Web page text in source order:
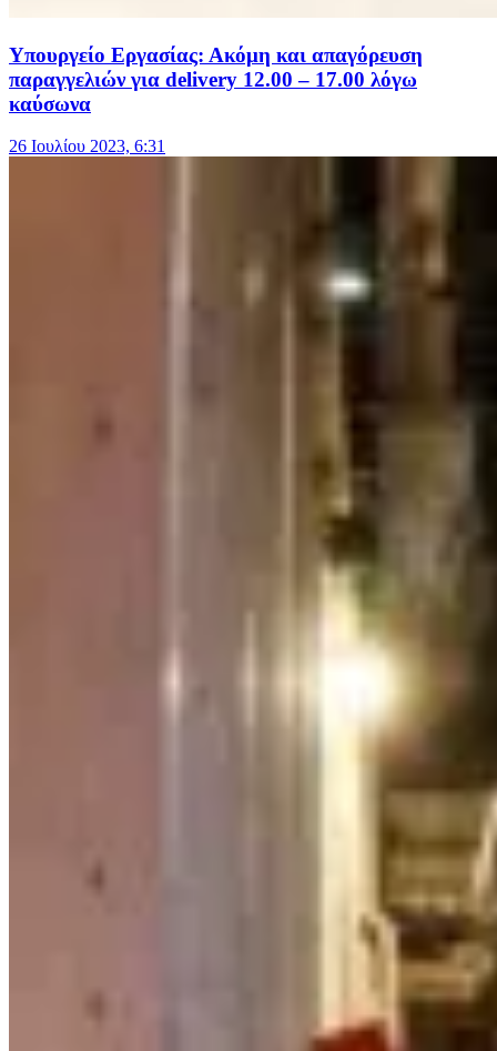
Υπουργείο Εργασίας: Ακόμη και απαγόρευση
παραγγελιών για delivery 12.00 – 17.00 λόγω
καύσωνα
26 Ιουλίου 2023, 6:31